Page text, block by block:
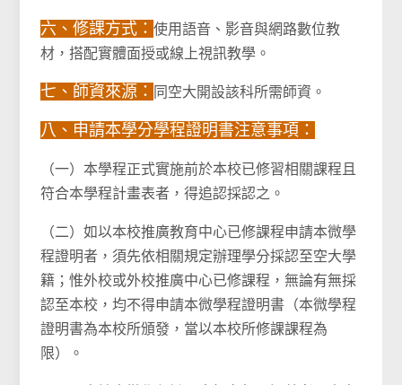
六、修課方式：使用語音、影音與網路數位教
材，搭配實體面授或線上視訊教學。
七、師資來源： 同空大開設該科所需師資。
八、申請本學分學程證明書注意事項：
（一）本學程正式實施前於本校已修習相關課程且
符合本學程計畫表者，得追認採認之。
（二）如以本校推廣教育中心已修課程申請本微學
程證明者，須先依相關規定辦理學分採認至空大學
籍；惟外校或外校推廣中心已修課程，無論有無採
認至本校，均不得申請本微學程證明書（本微學程
證明書為本校所頒發，當以本校所修課課程為
限）。